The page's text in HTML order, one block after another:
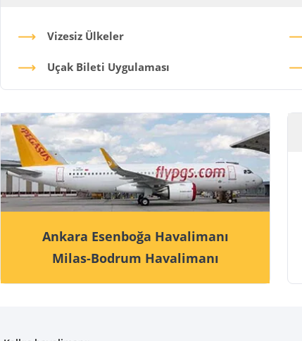
Vizesiz Ülkeler
Uçak Bileti Uygulaması
Ankara Esenboğa Havalimanı
Milas-Bodrum Havalimanı